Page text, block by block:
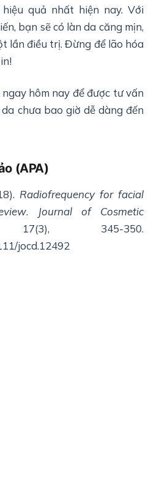
quả nhất hiện nay. Với
bạn sẽ có làn da căng mịn,
lần điều trị. Đừng để lão hóa
hôm nay để được tư vấn
da chưa bao giờ dễ dàng đến
(APA)
Radiofrequency for facial
.
Journal of Cosmetic
345-350.
jocd.12492